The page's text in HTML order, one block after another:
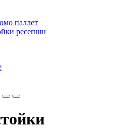
паллет
ресепшн